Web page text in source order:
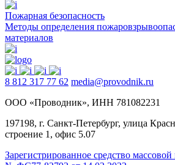
Пожарная безопасность
Методы определения
материалов
8 812 317 77 62 media@provodnik.ru
ООО «Проводник», ИНН 781082231
197198, г. Санкт-Петербург, улица
строение 1, офис 5.07
Зарегистрированное средство